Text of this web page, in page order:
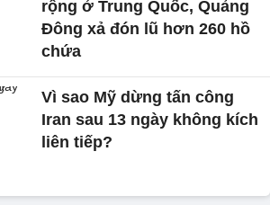
rộng ở Trung Quốc, Quảng
Đông xả đón lũ hơn 260 hồ
chứa
Vì sao Mỹ dừng tấn công
Iran sau 13 ngày không kích
liên tiếp?